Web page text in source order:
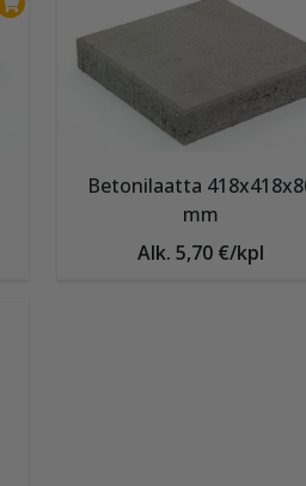
Betonilaatta
mm
Alk. 5,70 €/kpl